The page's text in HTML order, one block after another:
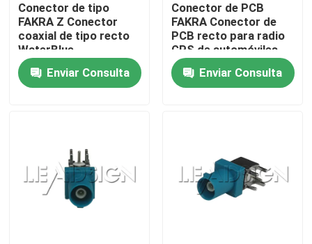
Productos
Vídeos
Conector de tipo
FAKRA Z Conector
coaxial de tipo recto
WaterBlue
Enviar Consulta
Conector de PCB
FAKRA Conector de
PCB recto para radio
GPS de automóviles
Enviar Consulta